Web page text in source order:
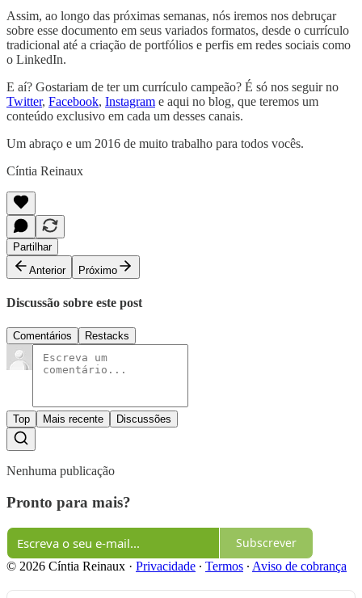
Assim, ao longo das próximas semanas, nós iremos nos debruçar
sobre esse documento em seus variados formatos, desde o currículo
tradicional até a criação de portfólios e perfis em redes sociais como
o LinkedIn.
E aí? Gostariam de ter um currículo campeão? É só nos seguir no
Twitter, Facebook, Instagram e aqui no blog, que teremos um
conteúdo exclusivo em cada um desses canais.
Um abraço e um 2016 de muito trabalho para todos vocês.
Cíntia Reinaux
Partilhar
Anterior
Próximo
Discussão sobre este post
Comentários Restacks
Top Mais recente Discussões
Nenhuma publicação
Pronto para mais?
Subscrever
© 2026 Cíntia Reinaux · Privacidade ∙ Termos ∙ Aviso de cobrança